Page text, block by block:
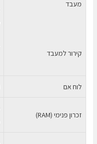
T1000
מעבד
קירור למעבד
לוח אם
זכרון פנימי (RAM)